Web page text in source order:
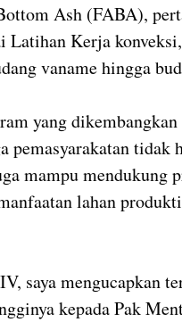
Ash (FABA),
Kerja
vaname hingga
yang
pemasyarakatan tidak
mampu mendukung
lahan
saya mengucapkan
kepada Pak